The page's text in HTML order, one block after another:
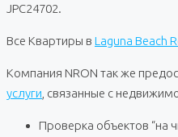
JPC24702.
Все Квартиры в Laguna Beach
Компания NRON так же
услуги , связанные с
Проверка объектов “на